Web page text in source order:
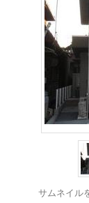
サムネイル